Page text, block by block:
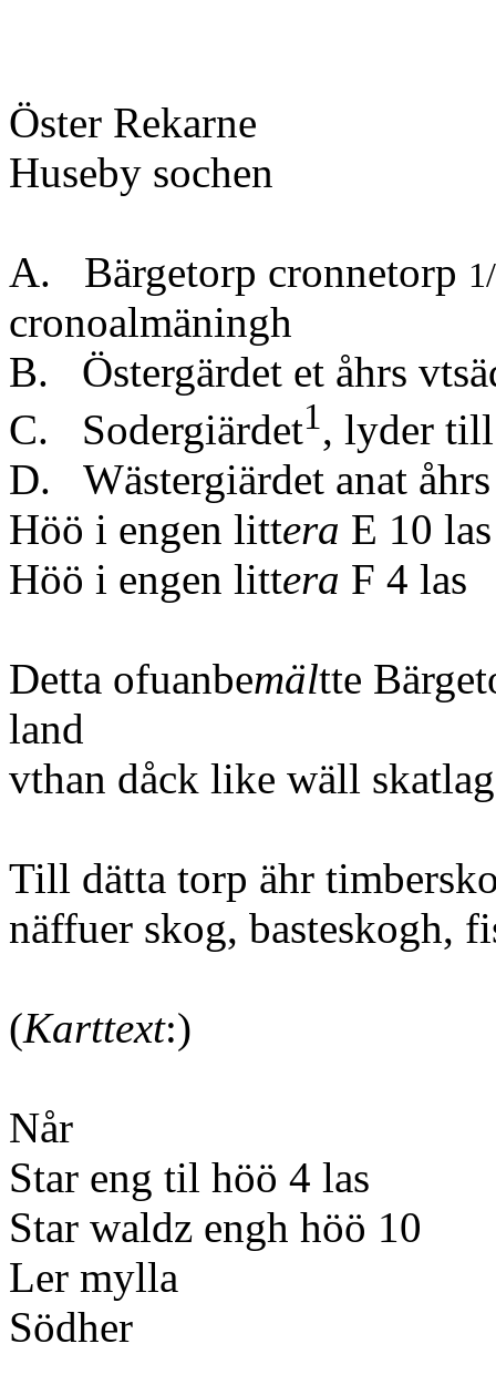
Öster Rekarne
Huseby sochen
A. Bärgetorp cronnetorp
cronoalmäningh
B. Östergärdet et åhrs
C. Sodergiärdet1, lyder till
D. Wästergiärdet anat
Höö i engen littera E 10 las
Höö i engen littera F 4 las
Detta ofuanbemältte
land
vthan dåck like wäll
Till dätta torp ähr
näffuer skog, basteskogh,
(Karttext:)
Når
Star eng til höö 4 las
Star waldz engh höö 10
Ler mylla
Södher